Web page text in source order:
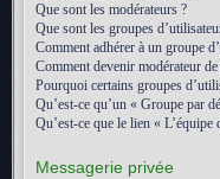
Que sont les modérateurs ?
Que sont les groupes
Comment adhérer à un groupe
Comment devenir modérateur
Pourquoi certains groupes
Qu’est-ce qu’un « Groupe par
Qu’est-ce que le lien «
Messagerie privée